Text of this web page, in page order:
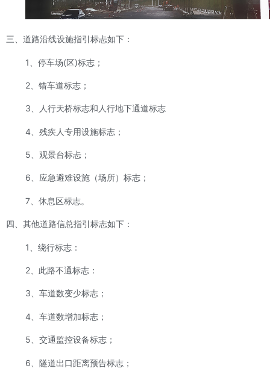
三、道路沿线设施指引标忐如下：
1、停车场(区)标志；
2、错车道标志；
3、人行天桥标志和人行地下通道标志
4、残疾人专用设施标志；
5、观景台标忐；
6、应急避难设施（场所）标志；
7、休息区标志。
四、其他道路信总指引标志如下：
1、绕行标志：
2、此路不通标志：
3、车道数变少标志；
4、车道数增加标志；
5、交通监控设备标志；
6、隧道出口距离预告标志；